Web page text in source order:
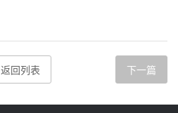
返回列表 下一篇